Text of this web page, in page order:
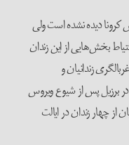
کرونا دیده نشده است ولی
بخش‌هایی از این زندان
زندانیان و
ساختمان‌های زندان آغاز شد.[۶] در برزیل پس از شیوع ویروس
از چهار زندان در ایالت